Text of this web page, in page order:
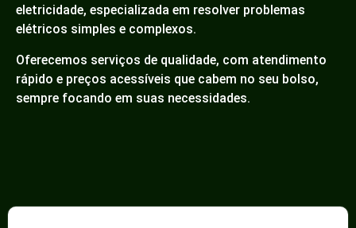
eletricidade, especializada em resolver problemas
elétricos simples e complexos.
Oferecemos serviços de qualidade, com atendimento
rápido e preços acessíveis que cabem no seu bolso,
sempre focando em suas necessidades.